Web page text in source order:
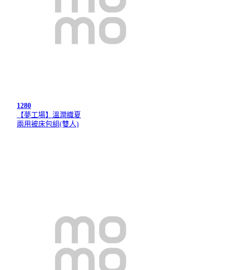
1280
【夢工場】溫潤織夏
兩用被床包組(雙人)